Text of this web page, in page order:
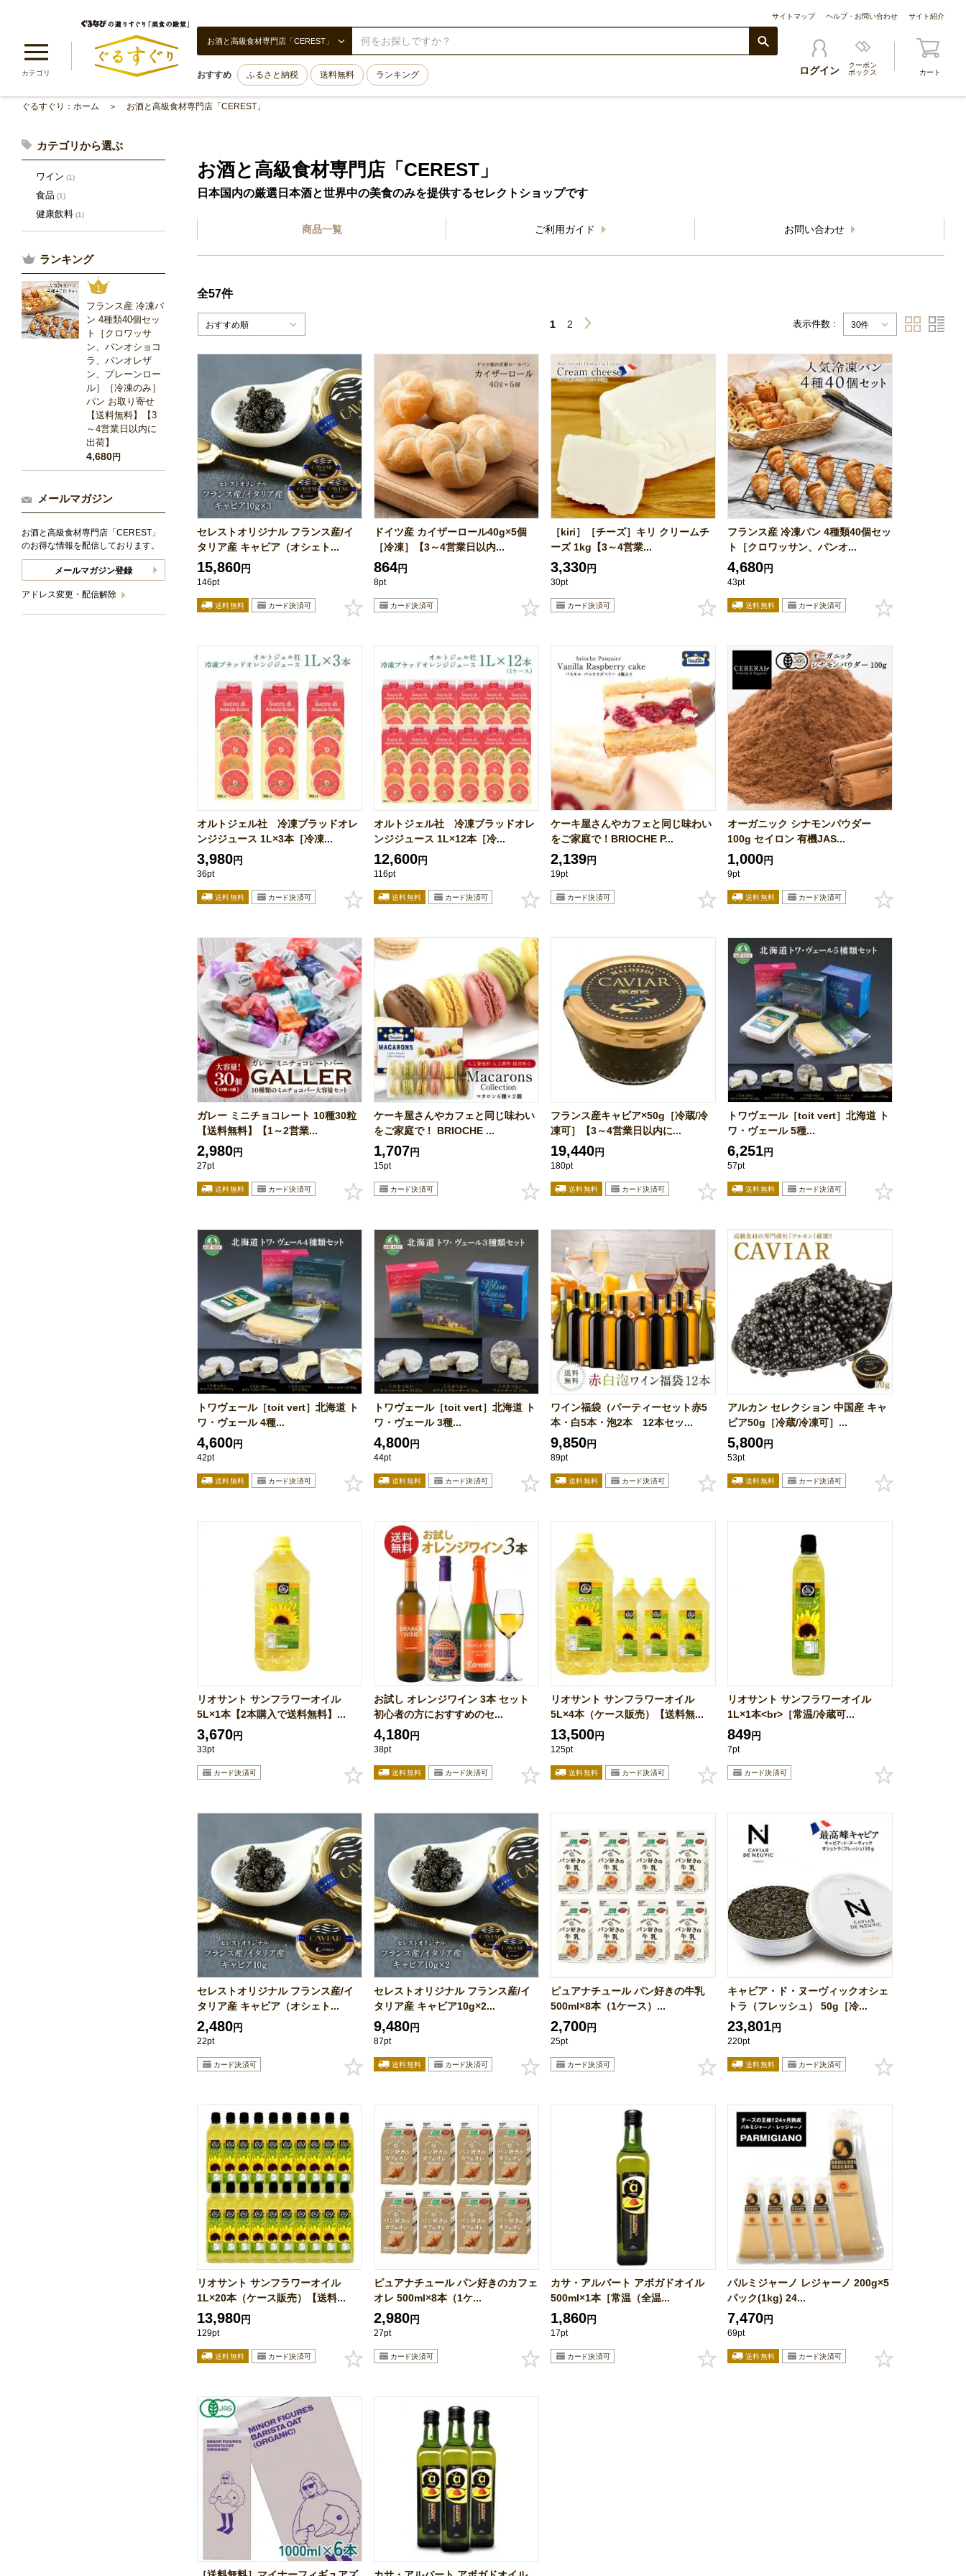
サイトマップ ヘルプ・お問い合わせ サイト紹介
カテゴリ
お酒と高級食材専門店「CEREST」
おすすめ ふるさと納税 送料無料 ランキング ログイン
クーポン
ボックス
カート
ぐるすぐり：ホーム お酒と高級食材専門店「CEREST」
お酒と高級食材専門店「CEREST」
日本国内の厳選日本酒と世界中の美食のみを提供するセレクトショップです
商品一覧 ご利用ガイド お問い合わせ
全57件
表示件数 : 30件
おすすめ順 1 2
セレストオリジナル フランス産/イ
タリア産 キャビア（オシェト...
15,860円
146pt
ドイツ産 カイザーロール40g×5個
［冷凍］【3～4営業日以内...
864円
8pt
［kiri］［チーズ］キリ クリームチ
ーズ 1kg【3～4営業...
3,330円
30pt
フランス産 冷凍パン 4種類40個セッ
ト［クロワッサン、パンオ...
4,680円
43pt
オルトジェル社 冷凍ブラッドオレ
ンジジュース 1L×3本［冷凍...
3,980円
36pt
オルトジェル社 冷凍ブラッドオレ
ンジジュース 1L×12本［冷...
12,600円
116pt
ケーキ屋さんやカフェと同じ味わい
をご家庭で！BRIOCHE P...
2,139円
19pt
オーガニック シナモンパウダー
100g セイロン 有機JAS...
1,000円
9pt
ガレー ミニチョコレート 10種30粒
【送料無料】【1～2営業...
2,980円
27pt
ケーキ屋さんやカフェと同じ味わい
をご家庭で！ BRIOCHE ...
1,707円
15pt
フランス産キャビア×50g［冷蔵/冷
凍可］【3～4営業日以内に...
19,440円
180pt
トワヴェール［toit vert］北海道 ト
ワ・ヴェール 5種...
6,251円
57pt
トワヴェール［toit vert］北海道 ト
ワ・ヴェール 4種...
4,600円
42pt
トワヴェール［toit vert］北海道 ト
ワ・ヴェール 3種...
4,800円
44pt
ワイン福袋（パーティーセット赤5
本・白5本・泡2本 12本セッ...
9,850円
89pt
アルカン セレクション 中国産 キャ
ビア50g［冷蔵/冷凍可］...
5,800円
53pt
リオサント サンフラワーオイル
5L×1本【2本購入で送料無料】...
3,670円
33pt
お試し オレンジワイン 3本 セット
初心者の方におすすめのセ...
4,180円
38pt
リオサント サンフラワーオイル
5L×4本（ケース販売）【送料無...
13,500円
125pt
リオサント サンフラワーオイル
1L×1本<br>［常温/冷蔵可...
849円
7pt
セレストオリジナル フランス産/イ
タリア産 キャビア（オシェト...
2,480円
22pt
セレストオリジナル フランス産/イ
タリア産 キャビア10g×2...
9,480円
87pt
ピュアナチュール パン好きの牛乳
500ml×8本（1ケース）...
2,700円
25pt
キャビア・ド・ヌーヴィックオシェ
トラ（フレッシュ） 50g［冷...
23,801円
220pt
リオサント サンフラワーオイル
1L×20本（ケース販売）【送料...
13,980円
129pt
ピュアナチュール パン好きのカフェ
オレ 500ml×8本（1ケ...
2,980円
27pt
カサ・アルバート アボガドオイル
500ml×1本［常温（全温...
1,860円
17pt
パルミジャーノ レジャーノ 200g×5
パック(1kg) 24...
7,470円
69pt
カテゴリから選ぶ
ワイン (1)
食品 (1)
健康飲料 (1)
ランキング
1
フランス産 冷凍パ
ン 4種類40個セッ
ト［クロワッサ
ン、パンオショコ
ラ、パンオレザ
ン、プレーンロー
ル］［冷凍のみ］
パン お取り寄せ
【送料無料】【3
～4営業日以内に
出荷】
4,680円
メールマガジン
お酒と高級食材専門店「CEREST」
のお得な情報を配信しております。
メールマガジン登録
アドレス変更・配信解除